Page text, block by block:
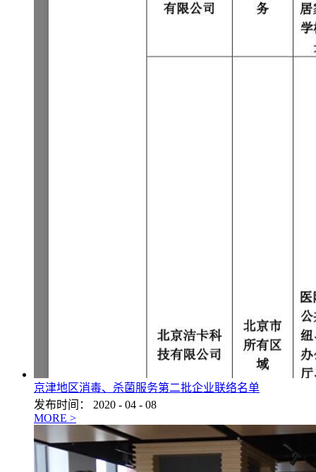
京津地区消毒、杀菌服务第二批企业联络名单
发布时间：
2020 - 04 - 08
MORE >